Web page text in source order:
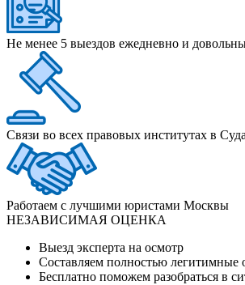
Не менее 5 выездов ежедневно и
Связи во всех правовых институтах в
Работаем с лучшими юристами Москвы
НЕЗАВИСИМАЯ ОЦЕНКА
Выезд эксперта на осмотр
Составляем полностью легитимные
Бесплатно поможем разобраться в